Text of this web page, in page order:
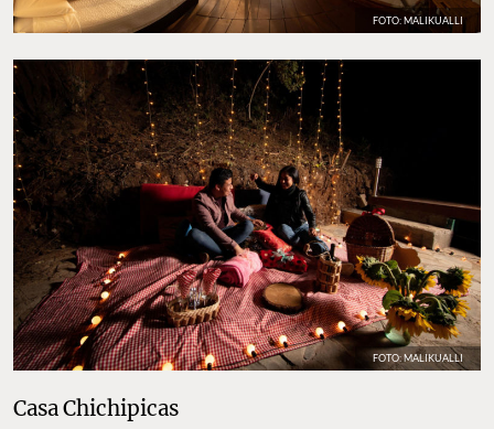
FOTO: MALIKUALLI
FOTO: MALIKUALLI
Casa Chichipicas